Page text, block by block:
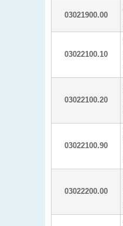
03021900.00
03022100.10
03022100.20
03022100.90
03022200.00